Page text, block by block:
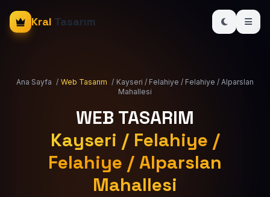
Kral Tasarım
Ana Sayfa / Web Tasarım / Kayseri / Felahiye / Felahiye / Alparslan
Mahallesi
WEB TASARIM
Kayseri / Felahiye /
Felahiye / Alparslan
Mahallesi